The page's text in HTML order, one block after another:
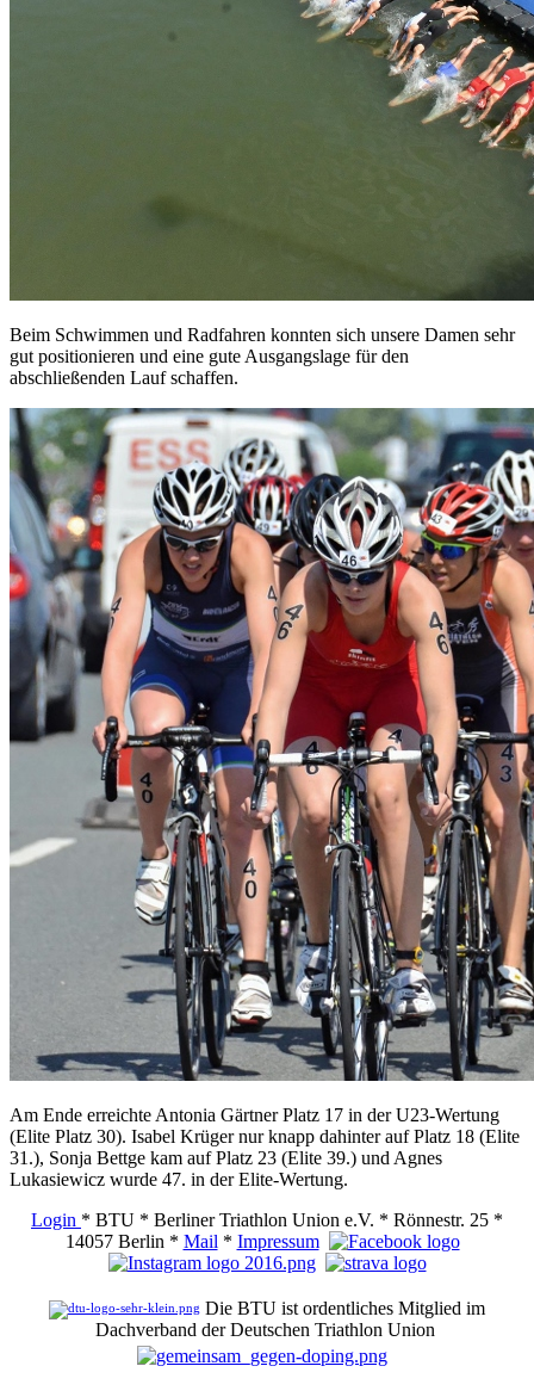
Beim Schwimmen und Radfahren konnten sich unsere Damen sehr
gut positionieren und eine gute Ausgangslage für den
abschließenden Lauf schaffen.
Am Ende erreichte Antonia Gärtner Platz 17 in der U23-Wertung
(Elite Platz 30). Isabel Krüger nur knapp dahinter auf Platz 18 (Elite
31.), Sonja Bettge kam auf Platz 23 (Elite 39.) und Agnes
Lukasiewicz wurde 47. in der Elite-Wertung.
Login * BTU * Berliner Triathlon Union e.V. * Rönnestr. 25 *
14057 Berlin * Mail * Impressum
Die BTU ist ordentliches Mitglied im
Dachverband der Deutschen Triathlon Union